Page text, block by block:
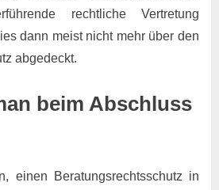
rechtliche Vertretung
dann meist nicht mehr über den
abgedeckt.
beim Abschluss
einen Beratungsrechtsschutz in